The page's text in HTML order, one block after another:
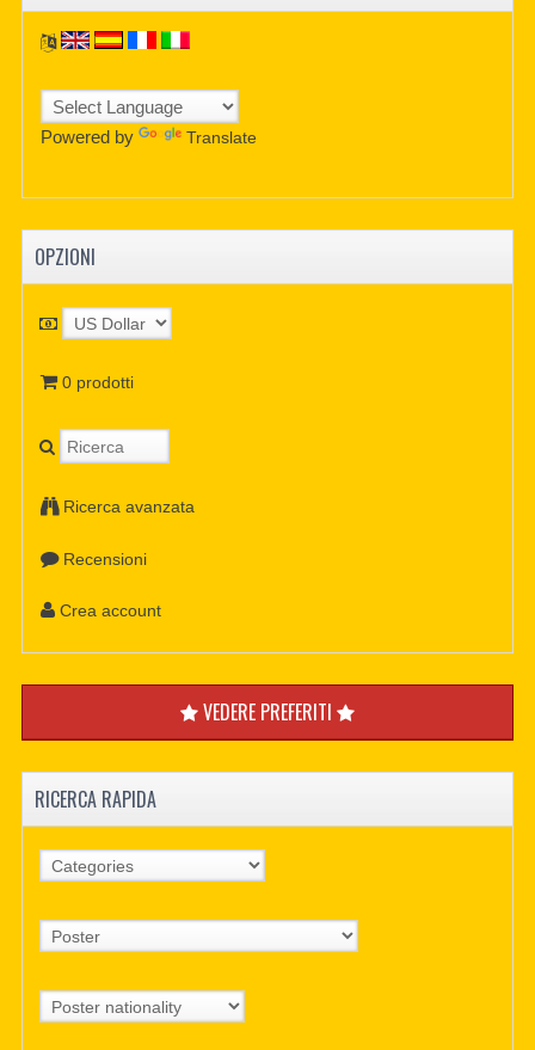
Powered by Translate
OPZIONI
0 prodotti
Ricerca avanzata
Recensioni
Crea account
VEDERE PREFERITI
RICERCA RAPIDA